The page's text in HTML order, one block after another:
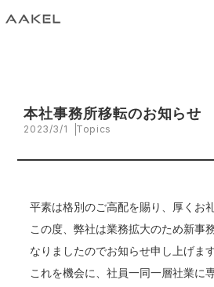
本社事務所移転のお知らせ
2023/3/1 Topics
平素は格別のご高配を賜り、厚くお
この度、弊社は業務拡大のため新事
なりましたのでお知らせ申し上げます
これを機会に、社員一同一層社業に